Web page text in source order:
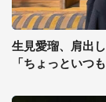
生見愛瑠、肩出
「ちょっといつ